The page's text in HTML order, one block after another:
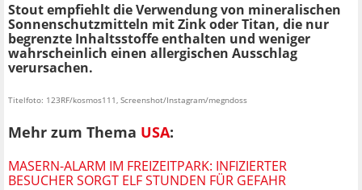
Stout empfiehlt die Verwendung von mineralischen
Sonnenschutzmitteln mit Zink oder Titan, die nur
begrenzte Inhaltsstoffe enthalten und weniger
wahrscheinlich einen allergischen Ausschlag
verursachen.
Titelfoto: 123RF/kosmos111, Screenshot/Instagram/megndoss
Mehr zum Thema USA:
MASERN-ALARM IM FREIZEITPARK: INFIZIERTER
BESUCHER SORGT ELF STUNDEN FÜR GEFAHR